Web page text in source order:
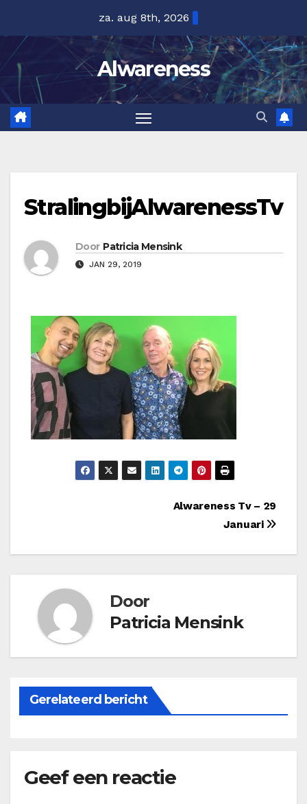
inhoud
za. aug 8th, 2026
Alwareness
StralingbijAlwarenessTv
Door Patricia Mensink
JAN 29, 2019
Alwareness Tv – 29
Januari
Door
Patricia Mensink
Gerelateerd bericht
Geef een reactie